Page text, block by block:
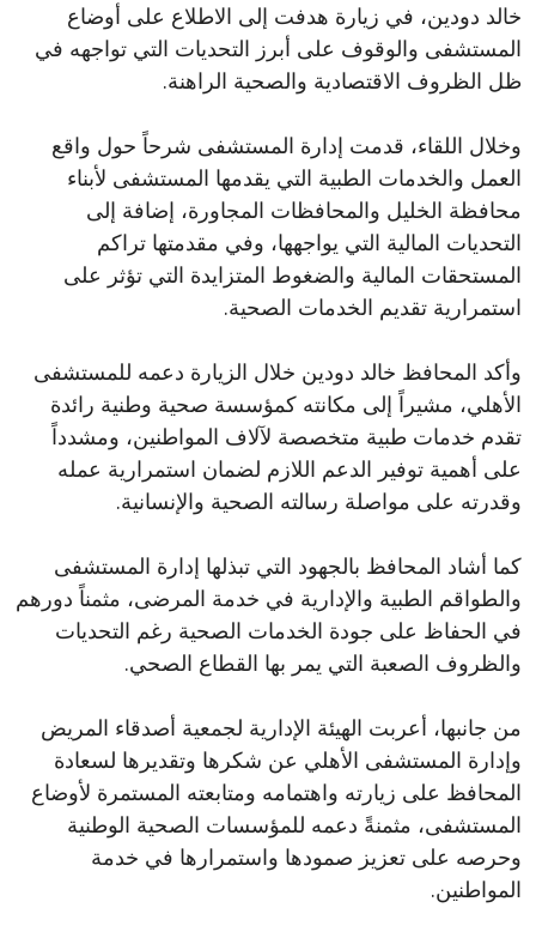
خالد دودين، في زيارة هدفت إلى الاطلاع على أوضاع
المستشفى والوقوف على أبرز التحديات التي تواجهه في
ظل الظروف الاقتصادية والصحية الراهنة.
وخلال اللقاء، قدمت إدارة المستشفى شرحاً حول واقع
العمل والخدمات الطبية التي يقدمها المستشفى لأبناء
محافظة الخليل والمحافظات المجاورة، إضافة إلى
التحديات المالية التي يواجهها، وفي مقدمتها تراكم
المستحقات المالية والضغوط المتزايدة التي تؤثر على
استمرارية تقديم الخدمات الصحية.
وأكد المحافظ خالد دودين خلال الزيارة دعمه للمستشفى
الأهلي، مشيراً إلى مكانته كمؤسسة صحية وطنية رائدة
تقدم خدمات طبية متخصصة لآلاف المواطنين، ومشدداً
على أهمية توفير الدعم اللازم لضمان استمرارية عمله
وقدرته على مواصلة رسالته الصحية والإنسانية.
كما أشاد المحافظ بالجهود التي تبذلها إدارة المستشفى
والطواقم الطبية والإدارية في خدمة المرضى، مثمناً دورهم
في الحفاظ على جودة الخدمات الصحية رغم التحديات
والظروف الصعبة التي يمر بها القطاع الصحي.
من جانبها، أعربت الهيئة الإدارية لجمعية أصدقاء المريض
وإدارة المستشفى الأهلي عن شكرها وتقديرها لسعادة
المحافظ على زيارته واهتمامه ومتابعته المستمرة لأوضاع
المستشفى، مثمنةً دعمه للمؤسسات الصحية الوطنية
وحرصه على تعزيز صمودها واستمرارها في خدمة
المواطنين.